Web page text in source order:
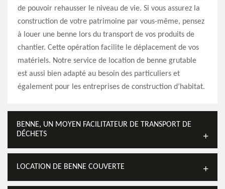
de pouvoir rehausser le niveau de vie. Si vous assurez la
construction de votre patrimoine par vous-même, pensez
à louer une benne lors du transport de vos produits de
chantier. Cette opération facilite le déplacement de vos
matériels. Notre service de location de benne grutable
est aussi bien adapté au besoin des particuliers et
également pour les entreprises de construction d’habitat.
BENNE, UN MOYEN FACILITATEUR DE TRANSPORT DE
DÉCHETS
LOCATION DE BENNE COUVERTE